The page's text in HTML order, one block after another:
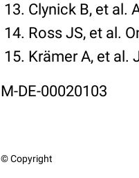
Clynick B, et al.
Ross JS, et al.
Krämer A, et al.
M-DE-00020103
© Copyright